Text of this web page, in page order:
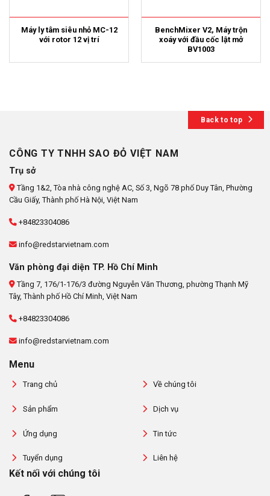
Máy ly tâm siêu nhỏ MC-12
với rotor 12 vị trí
BenchMixer V2, Máy trộn
xoáy với đầu cốc lật mở
BV1003
Back to top
CÔNG TY TNHH SAO ĐỎ VIỆT NAM
Trụ sở
Tầng 1&2, Tòa nhà công nghệ AC, Số 3, Ngõ 78 phố Duy Tân, Phường
Cầu Giấy, Thành phố Hà Nội, Việt Nam
+84823304086
info@redstarvietnam.com
Văn phòng đại diện TP. Hồ Chí Minh
Tầng 7, 176/1-176/3 đường Nguyễn Văn Thương, phường Thạnh Mỹ
Tây, Thành phố Hồ Chí Minh, Việt Nam
+84823304086
info@redstarvietnam.com
Menu
Trang chủ Về chúng tôi
Sản phẩm Dịch vụ
Ứng dụng Tin tức
Tuyển dụng Liên hệ
Kết nối với chúng tôi